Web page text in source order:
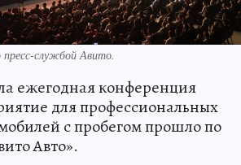
службой Авито.
ежегодная конференция
для профессиональных
с пробегом прошло по
Авто».